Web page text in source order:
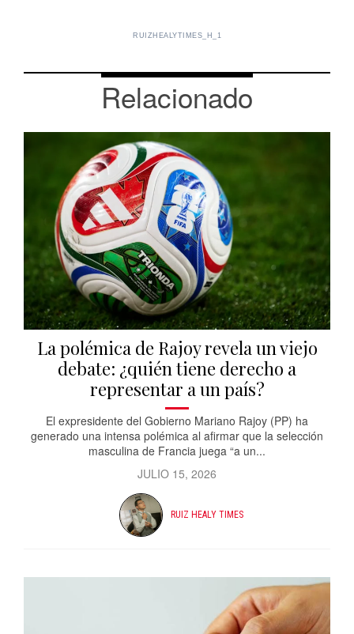
RUIZHEALYTIMES_H_1
Relacionado
La polémica de Rajoy revela un viejo
debate: ¿quién tiene derecho a
representar a un país?
El expresidente del Gobierno Mariano Rajoy (PP) ha
generado una intensa polémica al afirmar que la selección
masculina de Francia juega “a un...
JULIO 15, 2026
RUIZ HEALY TIMES